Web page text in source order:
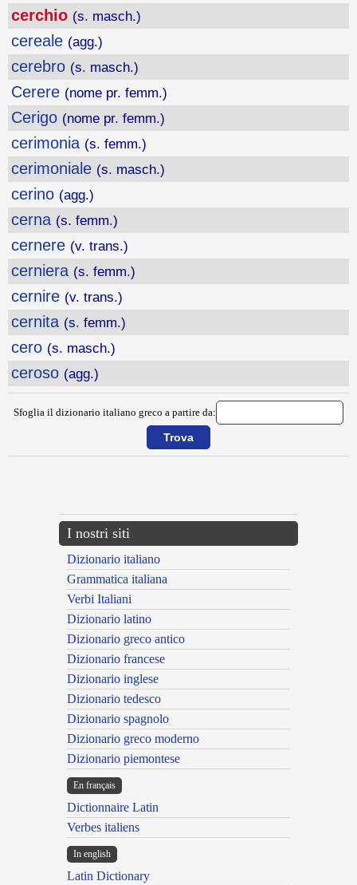
cerchio (s. masch.)
cereale (agg.)
cerebro (s. masch.)
Cerere (nome pr. femm.)
Cerigo (nome pr. femm.)
cerimonia (s. femm.)
cerimoniale (s. masch.)
cerino (agg.)
cerna (s. femm.)
cernere (v. trans.)
cerniera (s. femm.)
cernire (v. trans.)
cernita (s. femm.)
cero (s. masch.)
ceroso (agg.)
Sfoglia il dizionario italiano greco a partire da:
I nostri siti
Dizionario italiano
Grammatica italiana
Verbi Italiani
Dizionario latino
Dizionario greco antico
Dizionario francese
Dizionario inglese
Dizionario tedesco
Dizionario spagnolo
Dizionario greco moderno
Dizionario piemontese
En français
Dictionnaire Latin
Verbes italiens
In english
Latin Dictionary